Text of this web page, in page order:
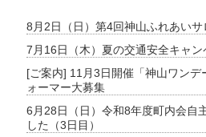
8月2日（日）第4回神山ふれあいサ
7月16日（木）夏の交通安全キャ
[ご案内] 11月3日開催「神山ワン
ォーマー大募集
6月28日（日）令和8年度町内会自
した（3日目）